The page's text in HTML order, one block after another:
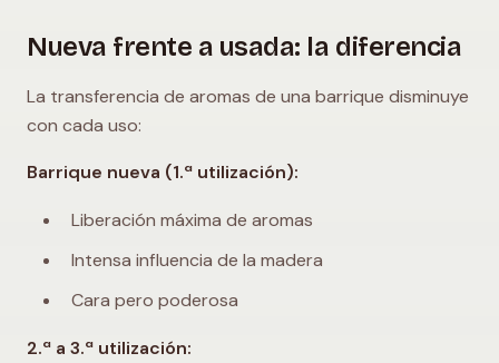
Nueva frente a usada: la diferencia
La transferencia de aromas de una barrique disminuye
con cada uso:
Barrique nueva (1.ª utilización):
Liberación máxima de aromas
Intensa influencia de la madera
Cara pero poderosa
2.ª a 3.ª utilización: